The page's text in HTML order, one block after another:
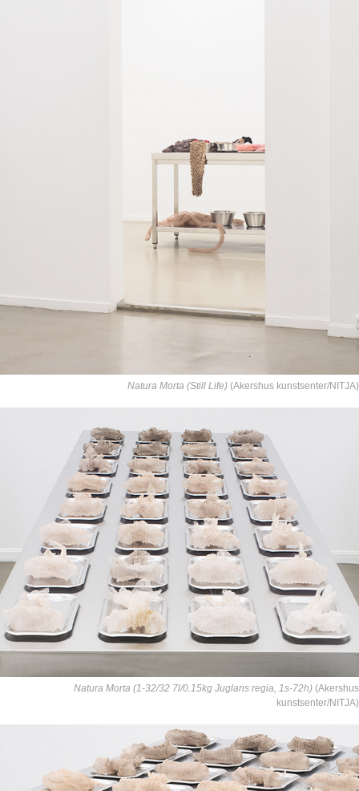
Natura Morta (Still Life) (Akershus kunstsenter/NITJA)
Natura Morta (1-32/32 7l/0.15kg Juglans regia, 1s-72h) (Akershus
kunstsenter/NITJA)